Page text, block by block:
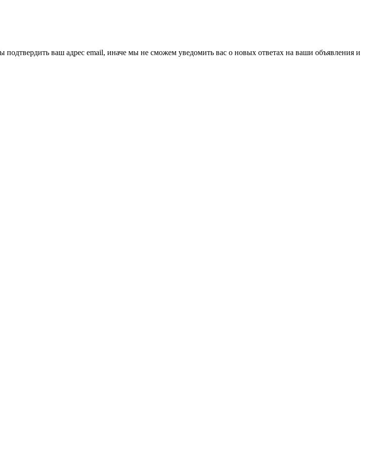
подтвердить ваш адрес email, иначе мы не сможем уведомить вас о новых ответах на ваши объявления и